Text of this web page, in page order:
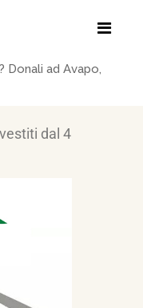
Donali ad Avapo,
dal 4